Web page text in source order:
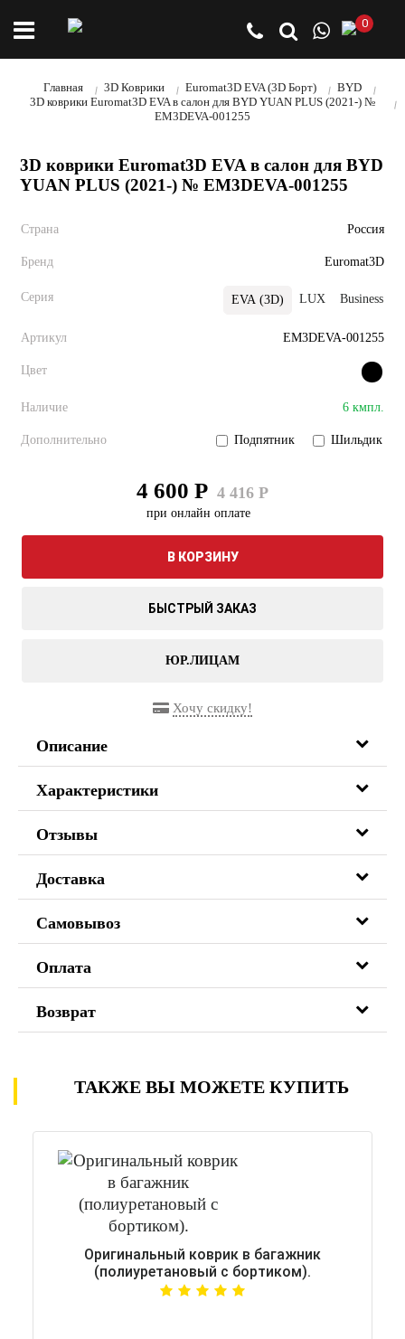
0
Главная 3D Коврики Euromat3D EVA (3D Борт)
BYD
3D коврики Euromat3D EVA в салон для BYD YUAN PLUS (2021-) №
EM3DEVA-001255
3D коврики Euromat3D EVA в салон для BYD
YUAN PLUS (2021-) № EM3DEVA-001255
Страна Россия
Бренд Euromat3D
Серия EVA (3D) LUX Business
Артикул EM3DEVA-001255
Цвет
Наличие 6 кмпл.
Дополнительно Подпятник Шильдик
4 600 Р 4 416 Р
при онлайн оплате
В КОРЗИНУ
БЫСТРЫЙ ЗАКАЗ
ЮР.ЛИЦАМ
Хочу скидку!
Описание
Характеристики
Отзывы
Доставка
Самовывоз
Оплата
Возврат
ТАКЖЕ ВЫ МОЖЕТЕ КУПИТЬ
Оригинальный коврик в багажник
(полиуретановый с бортиком).